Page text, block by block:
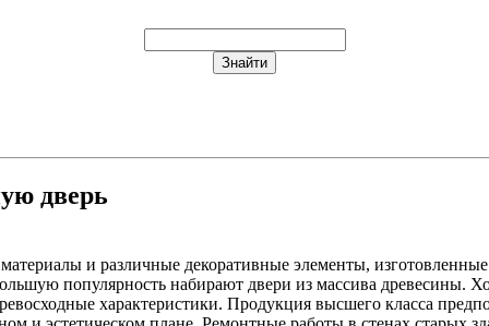
дверь
и различные декоративные элементы,
популярность набирают двери из массива древесины.
характеристики. Продукция высшего класса